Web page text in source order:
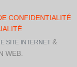
CONFIDENTIALITÉ
SITE INTERNET&
WEB.